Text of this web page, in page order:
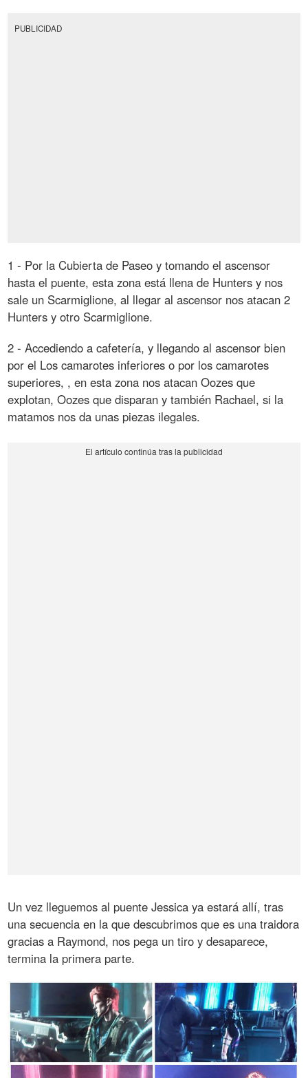
PUBLICIDAD
1 - Por la Cubierta de Paseo y tomando el ascensor
hasta el puente, esta zona está llena de Hunters y nos
sale un Scarmiglione, al llegar al ascensor nos atacan 2
Hunters y otro Scarmiglione.
2 - Accediendo a cafetería, y llegando al ascensor bien
por el Los camarotes inferiores o por los camarotes
superiores, , en esta zona nos atacan Oozes que
explotan, Oozes que disparan y también Rachael, si la
matamos nos da unas piezas ilegales.
Un vez lleguemos al puente Jessica ya estará allí, tras
una secuencia en la que descubrimos que es una traidora
gracias a Raymond, nos pega un tiro y desaparece,
termina la primera parte.